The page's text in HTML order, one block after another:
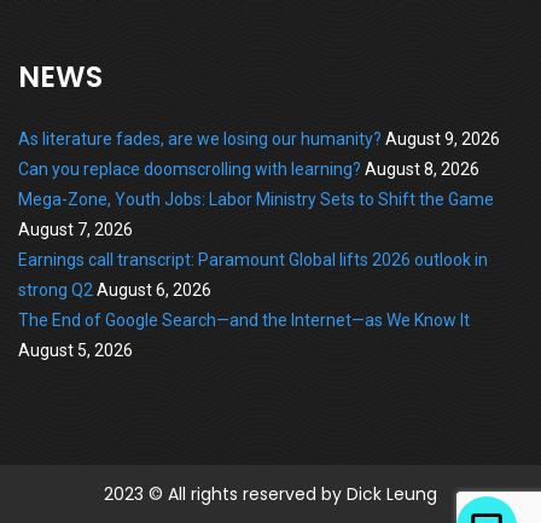
NEWS
As literature fades, are we losing our humanity? August 9, 2026
Can you replace doomscrolling with learning? August 8, 2026
Mega-Zone, Youth Jobs: Labor Ministry Sets to Shift the Game
August 7, 2026
Earnings call transcript: Paramount Global lifts 2026 outlook in
strong Q2 August 6, 2026
The End of Google Search—and the Internet—as We Know It
August 5, 2026
2023 © All rights reserved by Dick Leung